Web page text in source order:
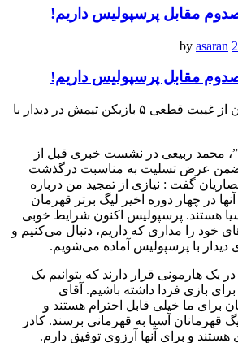
مقابل پرسپولیس داریم!
asaran
مقابل پرسپولیس داریم!
سرمربی مس رفسنجان از غیبت قطعی ۵ بازیکن تیمش در دیدار با
محمد ربیعی در نشست خبری قبل از
ضمن عرض تسلیت به مناسبت درگذشت
گفت : نیازی از تمجید من درباره
در چهار دوره اخیر لیگ برتر قهرمان
هستند. پرسپولیس اکنون شرایط خوبی
خود را مداری که داریم، دنبال می‌کنیم و
دیدار با پرسپولیس آماده می‌شویم.
در یک هارمونی قرار دارند که بتوانیم یک
برای بازی فردا داشته باشیم. آقای
برای ما خیلی قابل احترام هستند و
قهرمانان آسیا به قهرمانی برسند. کادر
هستند و برای آنها آرزوی توفیق دارم.